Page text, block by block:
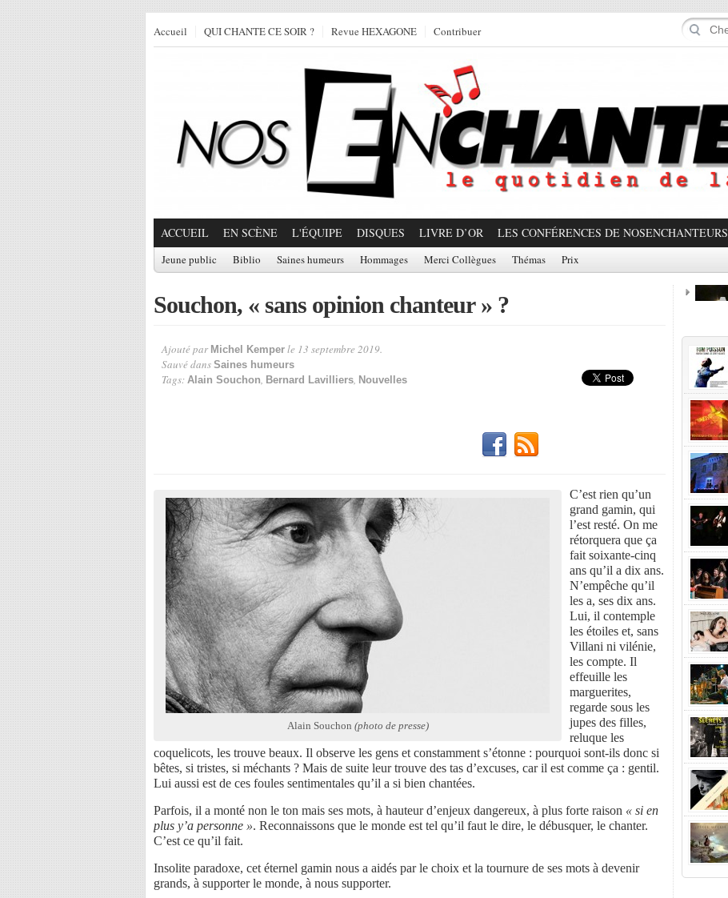
Accueil QUI CHANTE CE SOIR ? Revue HEXAGONE Contribuer
ACCUEIL EN SCÈNE L'ÉQUIPE DISQUES LIVRE D’OR LES CONFÉRENCES DE NOSENCHANTEURS
Jeune public Biblio Saines humeurs Hommages Merci Collègues Thémas Prix
Souchon, « sans opinion chanteur » ?
Ajouté par Michel Kemper le 13 septembre 2019.
Sauvé dans Saines humeurs
Tags: Alain Souchon, Bernard Lavilliers, Nouvelles
Alain Souchon (photo de presse)
C’est rien qu’un
grand gamin, qui
l’est resté. On me
rétorquera que ça
fait soixante-cinq
ans qu’il a dix ans.
N’empêche qu’il
les a, ses dix ans.
Lui, il contemple
les étoiles et, sans
Villani ni vilénie,
les compte. Il
effeuille les
marguerites,
regarde sous les
jupes des filles,
reluque les
coquelicots, les trouve beaux. Il observe les gens et constamment s’étonne : pourquoi sont-ils donc si
bêtes, si tristes, si méchants ? Mais de suite leur trouve des tas d’excuses, car il est comme ça : gentil.
Lui aussi est de ces foules sentimentales qu’il a si bien chantées.
Parfois, il a monté non le ton mais ses mots, à hauteur d’enjeux dangereux, à plus forte raison « si en
plus y’a personne ». Reconnaissons que le monde est tel qu’il faut le dire, le débusquer, le chanter.
C’est ce qu’il fait.
Insolite paradoxe, cet éternel gamin nous a aidés par le choix et la tournure de ses mots à devenir
grands, à supporter le monde, à nous supporter.